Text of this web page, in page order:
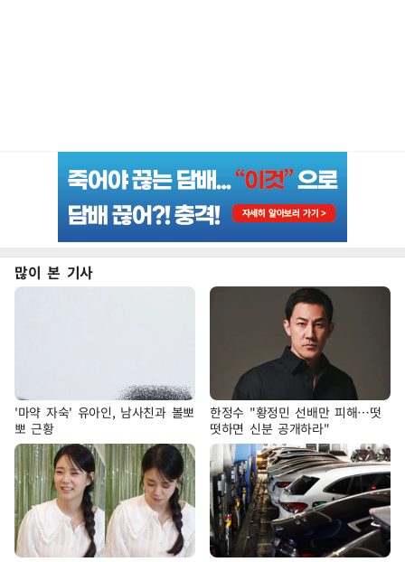
많이 본 기사
'마약 자숙' 유아인, 남사친과 볼뽀
뽀 근황
한정수 "황정민 선배만 피해…떳
떳하면 신분 공개하라"